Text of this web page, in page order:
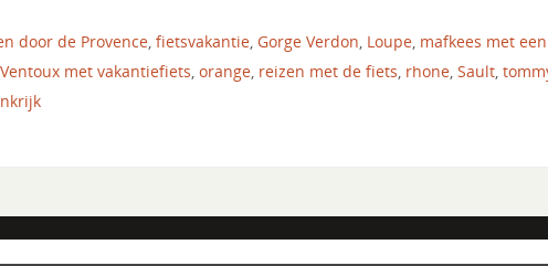
door de Provence, fietsvakantie, Gorge Verdon, Loupe, mafkees met een
met vakantiefiets, orange, reizen met de fiets, rhone, Sault,